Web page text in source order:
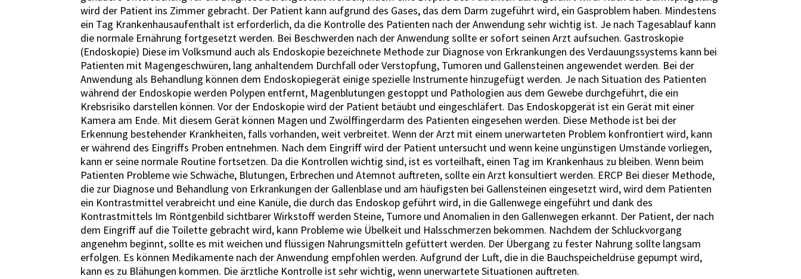
wird der Patient ins Zimmer gebracht. Der Patient kann aufgrund des Gases, das dem Darm zugeführt wird, ein Gasproblem haben. Mindestens
ein Tag Krankenhausaufenthalt ist erforderlich, da die Kontrolle des Patienten nach der Anwendung sehr wichtig ist. Je nach Tagesablauf kann
die normale Ernährung fortgesetzt werden. Bei Beschwerden nach der Anwendung sollte er sofort seinen Arzt aufsuchen. Gastroskopie
(Endoskopie) Diese im Volksmund auch als Endoskopie bezeichnete Methode zur Diagnose von Erkrankungen des Verdauungssystems kann bei
Patienten mit Magengeschwüren, lang anhaltendem Durchfall oder Verstopfung, Tumoren und Gallensteinen angewendet werden. Bei der
Anwendung als Behandlung können dem Endoskopiegerät einige spezielle Instrumente hinzugefügt werden. Je nach Situation des Patienten
während der Endoskopie werden Polypen entfernt, Magenblutungen gestoppt und Pathologien aus dem Gewebe durchgeführt, die ein
Krebsrisiko darstellen können. Vor der Endoskopie wird der Patient betäubt und eingeschläfert. Das Endoskopgerät ist ein Gerät mit einer
Kamera am Ende. Mit diesem Gerät können Magen und Zwölffingerdarm des Patienten eingesehen werden. Diese Methode ist bei der
Erkennung bestehender Krankheiten, falls vorhanden, weit verbreitet. Wenn der Arzt mit einem unerwarteten Problem konfrontiert wird, kann
er während des Eingriffs Proben entnehmen. Nach dem Eingriff wird der Patient untersucht und wenn keine ungünstigen Umstände vorliegen,
kann er seine normale Routine fortsetzen. Da die Kontrollen wichtig sind, ist es vorteilhaft, einen Tag im Krankenhaus zu bleiben. Wenn beim
Patienten Probleme wie Schwäche, Blutungen, Erbrechen und Atemnot auftreten, sollte ein Arzt konsultiert werden. ERCP Bei dieser Methode,
die zur Diagnose und Behandlung von Erkrankungen der Gallenblase und am häufigsten bei Gallensteinen eingesetzt wird, wird dem Patienten
ein Kontrastmittel verabreicht und eine Kanüle, die durch das Endoskop geführt wird, in die Gallenwege eingeführt und dank des
Kontrastmittels Im Röntgenbild sichtbarer Wirkstoff werden Steine, Tumore und Anomalien in den Gallenwegen erkannt. Der Patient, der nach
dem Eingriff auf die Toilette gebracht wird, kann Probleme wie Übelkeit und Halsschmerzen bekommen. Nachdem der Schluckvorgang
angenehm beginnt, sollte es mit weichen und flüssigen Nahrungsmitteln gefüttert werden. Der Übergang zu fester Nahrung sollte langsam
erfolgen. Es können Medikamente nach der Anwendung empfohlen werden. Aufgrund der Luft, die in die Bauchspeicheldrüse gepumpt wird,
kann es zu Blähungen kommen. Die ärztliche Kontrolle ist sehr wichtig, wenn unerwartete Situationen auftreten.